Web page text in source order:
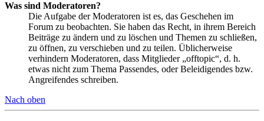
Was sind Moderatoren?
Die Aufgabe der Moderatoren ist es, das Geschehen im
Forum zu beobachten. Sie haben das Recht, in ihrem Bereich
Beiträge zu ändern und zu löschen und Themen zu schließen,
zu öffnen, zu verschieben und zu teilen. Üblicherweise
verhindern Moderatoren, dass Mitglieder „offtopic“, d. h.
etwas nicht zum Thema Passendes, oder Beleidigendes bzw.
Angreifendes schreiben.
Nach oben